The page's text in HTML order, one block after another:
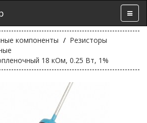
компоненты
Резисторы
18 кОм, 0.25 Вт, 1%